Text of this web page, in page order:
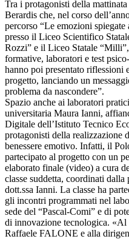
Tra i protagonisti della
Berardis che, nel corso
percorso “Le emozioni
presso il Liceo Scientifico
Rozzi” e il Liceo Statale
formative, laboratori e test
hanno poi presentato
progetto, lanciando un
problema da nascondere”.
Spazio anche ai laboratori
universitaria Maura Ianni,
Digitale dell’Istituto Tecnico
protagonisti della realizzazione
benessere emotivo. Infatti, il
partecipato al progetto con un
elaborato finale (video) a cura
classe suddetta, coordinati
dott.ssa Ianni. La classe ha
gli incontri programmati nel
sede del “Pascal-Comi” e di
di innovazione tecnologica. «Al
Raffaele FALONE e alla